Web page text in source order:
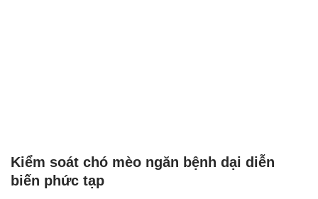
Kiểm soát chó mèo ngăn bệnh dại diễn
biến phức tạp